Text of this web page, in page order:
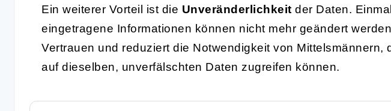
Ein weiterer Vorteil ist die Unveränderlichkeit der Daten.
eingetragene Informationen können nicht mehr geändert
Vertrauen und reduziert die Notwendigkeit von Mittelsmännern,
auf dieselben, unverfälschten Daten zugreifen können.